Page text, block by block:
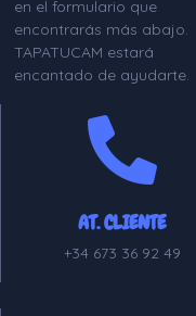
en el formulario que
encontrarás más abajo.
TAPATUCAM estará
encantado de ayudarte.
AT. CLIENTE
+34 673 36 92 49